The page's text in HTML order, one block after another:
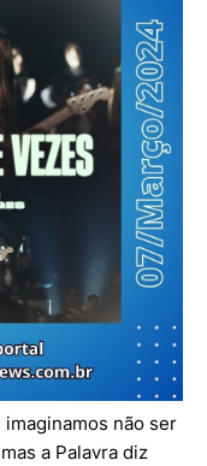
não ser
a Palavra diz